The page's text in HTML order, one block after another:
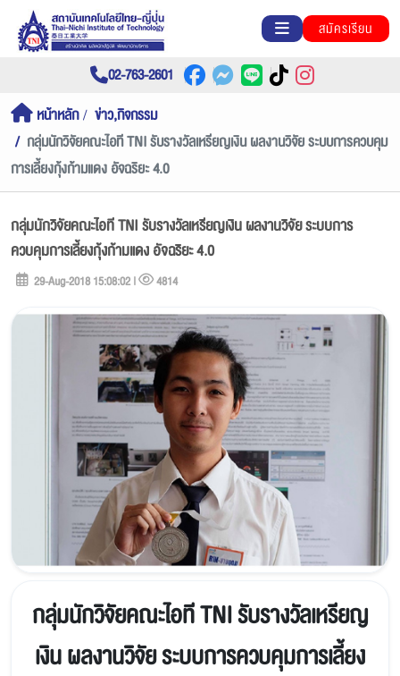
สมัครเรียน
02-763-2601
หน้าหลัก
ข่าว,กิจกรรม
กลุ่มนักวิจัยคณะไอที TNI รับรางวัลเหรียญเงิน ผลงานวิจัย ระบบการควบคุม
การเลี้ยงกุ้งก้ามแดง อัจฉริยะ 4.0
กลุ่มนักวิจัยคณะไอที TNI รับรางวัลเหรียญเงิน ผลงานวิจัย ระบบการ
ควบคุมการเลี้ยงกุ้งก้ามแดง อัจฉริยะ 4.0
29-Aug-2018 15:08:02 | 4814
กลุ่มนักวิจัยคณะไอที TNI รับรางวัลเหรียญ
เงิน ผลงานวิจัย ระบบการควบคุมการเลี้ยง